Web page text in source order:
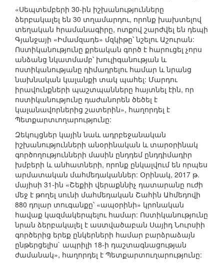
«Սեպտեմբերի 30-ին իշխանությունները
ձերբակալել են 30 տղամարդու, որոնք խախտելով
տեղական հրամանագիրը, ոտքով շարժվել են դեպի
Գյանջայի «Իմամզադե» մզկիթը՝ նշելու Աշուրան:
Ոստիկանությունը քրեական գործ է հարուցել չորս
անձանց նկատմամբ՝ խուլիգանության և
ոստիկանությանը դիմադրելու համար և նրանց
նախնական կալանքի տակ պահել: Մարդու
իրավունքների պաշտպանները հայտնել էին, որ
ոստիկանությունը դաժանորեն ծեծել է
կալանավորներից շատերին», հաղորդել է
Պետքարտւողարությունը:
Զեկույցներ կային նաև ադրբեջանական
իշխանությունների անօրինական և տարօրինակ
գործողությունների մասին ընդդեմ ընդդիմադիր
խմբերի և անհատների, որոնք ընկալվում են որպես
արմատական մահմեդականներ: Օրինակ, 2017 թ.
մայիսի 31-ին «Շեքիի վերաքննիչ դատարանը ուժի
մեջ է թողել սունի մահմեդական Շահին Ահմեդովի
880 դոլար տուգանքը՝ «ապօրինի» կրոնական
հավաք կազմակերպելու համար: Ոստիկանությունը
նրան ձերբակալել է աստվածաբան Սայիդ Նուրսիի
գործերից երեք ընկերների համար բարձրաձայն
ընթերցելիս` ապրիլի 18-ի դաշտագնացության
ժամանակ», հաղորդել է Պետքարտուղարությունը: